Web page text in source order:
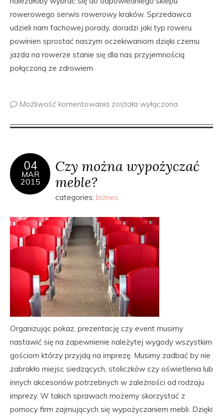
rowerowego serwis rowerowy kraków. Sprzedawca
udzieli nam fachowej porady, doradzi jaki typ roweru
powinien sprostać naszym oczekiwaniom dzięki czemu
jazda na rowerze stanie się dla nas przyjemnością
połączoną ze zdrowiem.
Możliwość komentowania została wyłączona
04
MAR
2015
Czy można wypożyczać
meble?
categories: biznes
Organizując pokaz, prezentację czy event musimy
nastawić się na zapewnienie należytej wygody wszystkim
gościom którzy przyjdą na imprezę. Musimy zadbać by nie
zabrakło miejsc siedzących, stoliczków czy oświetlenia lub
innych akcesoriów potrzebnych w zależności od rodzaju
imprezy. W takich sprawach możemy skorzystać z
pomocy firm zajmujących się wypożyczaniem mebli. Dzięki